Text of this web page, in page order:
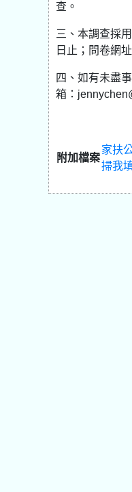
查。
三、本調查採
日止；問卷網
四、如有未盡
箱：
附加檔案
家扶
掃我